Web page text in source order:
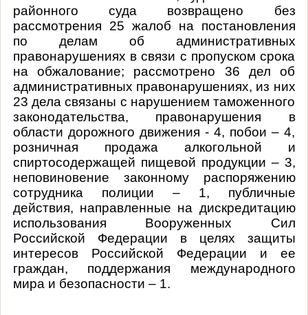
районного суда возвращено без
рассмотрения 25 жалоб на постановления
по делам об административных
правонарушениях в связи с пропуском срока
на обжалование; рассмотрено 36 дел об
административных правонарушениях, из них
23 дела связаны с нарушением таможенного
законодательства, правонарушения в
области дорожного движения - 4, побои – 4,
розничная продажа алкогольной и
спиртосодержащей пищевой продукции – 3,
неповиновение законному распоряжению
сотрудника полиции – 1, публичные
действия, направленные на дискредитацию
использования Вооруженных Сил
Российской Федерации в целях защиты
интересов Российской Федерации и ее
граждан, поддержания международного
мира и безопасности – 1.